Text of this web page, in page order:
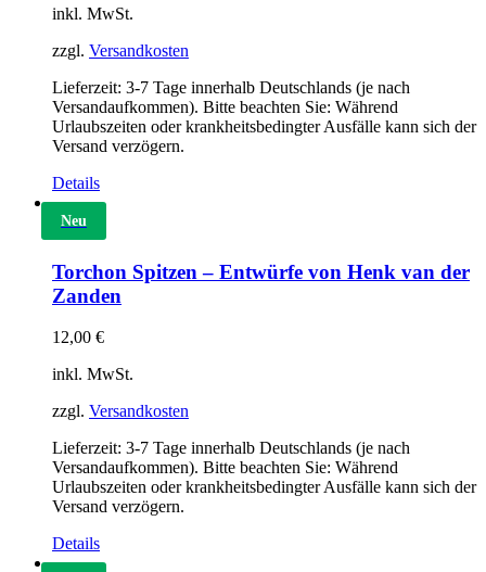
inkl. MwSt.
zzgl. Versandkosten
Lieferzeit: 3-7 Tage innerhalb Deutschlands (je nach
Versandaufkommen). Bitte beachten Sie: Während
Urlaubszeiten oder krankheitsbedingter Ausfälle kann sich der
Versand verzögern.
Details
Neu
Torchon Spitzen – Entwürfe von Henk van der
Zanden
12,00 €
inkl. MwSt.
zzgl. Versandkosten
Lieferzeit: 3-7 Tage innerhalb Deutschlands (je nach
Versandaufkommen). Bitte beachten Sie: Während
Urlaubszeiten oder krankheitsbedingter Ausfälle kann sich der
Versand verzögern.
Details